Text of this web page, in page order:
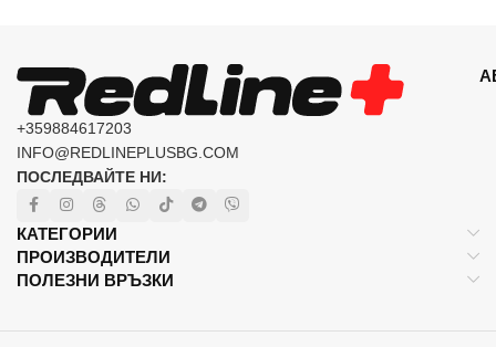
+359884617203
INFO@REDLINEPLUSBG.COM
ПОСЛЕДВАЙТЕ НИ:
КАТЕГОРИИ
ПРОИЗВОДИТЕЛИ
ПОЛЕЗНИ ВРЪЗКИ